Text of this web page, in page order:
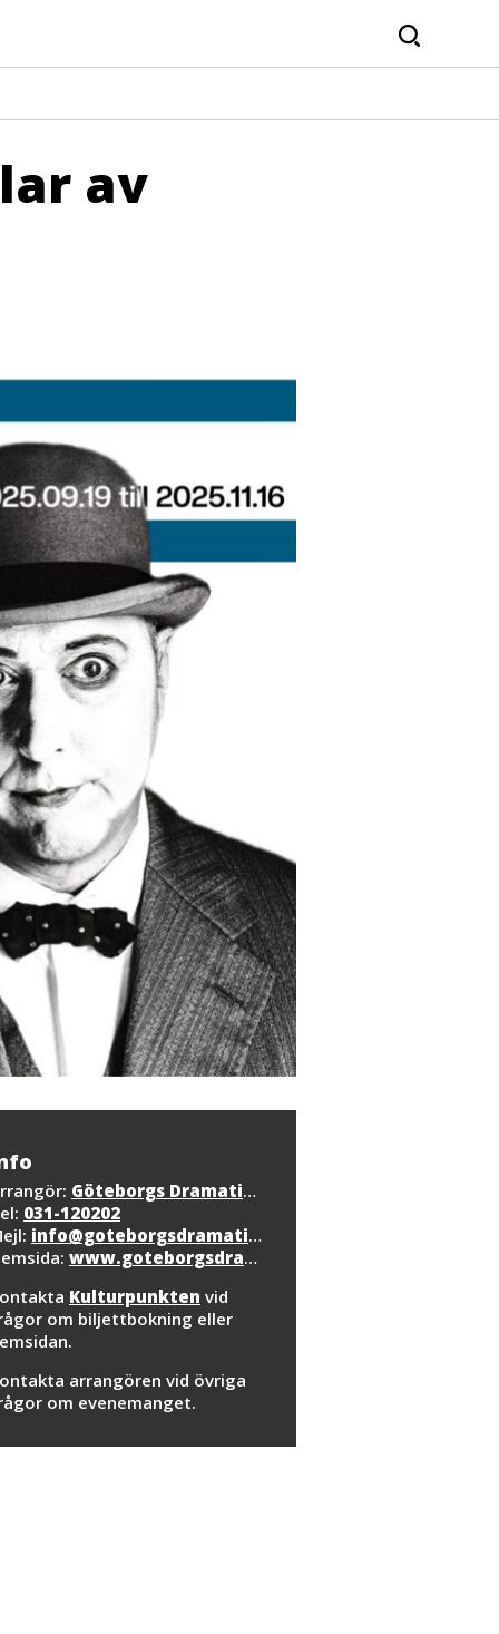
Sök
av
Göteborgs Dramatiska Teater
031-120202
info@goteborgsdramatiska.se
www.goteborgsdramatiska.se
Kulturpunkten vid
om biljettbokning eller
arrangören vid övriga
om evenemanget.